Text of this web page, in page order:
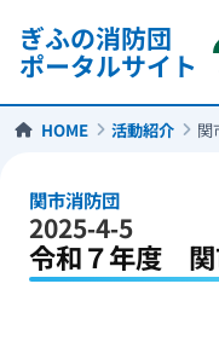
ぎふの消防団
ポータルサイト
HOME 活動紹介 関
関市消防団
2025-4-5
令和７年度 関